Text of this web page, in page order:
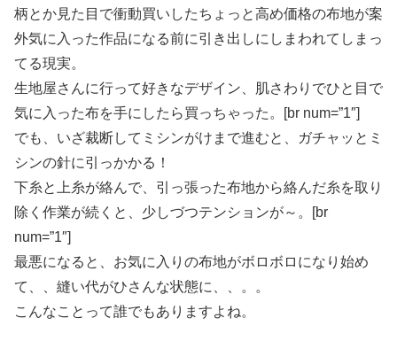
柄とか見た目で衝動買いしたちょっと高め価格の布地が案
外気に入った作品になる前に引き出しにしまわれてしまっ
てる現実。
生地屋さんに行って好きなデザイン、肌さわりでひと目で
気に入った布を手にしたら買っちゃった。[br num=”1″]
でも、いざ裁断してミシンがけまで進むと、ガチャッとミ
シンの針に引っかかる！
下糸と上糸が絡んで、引っ張った布地から絡んだ糸を取り
除く作業が続くと、少しづつテンションが～。[br
num=”1″]
最悪になると、お気に入りの布地がボロボロになり始め
て、、縫い代がひさんな状態に、、。。
こんなことって誰でもありますよね。